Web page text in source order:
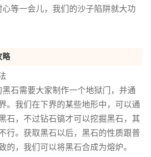
心等一会儿，我们的沙子陷阱就大功
略
黑石需要大家制作一个地狱门，并通
。我们在下界的某些地形中，可以通
石，不过钻石镐才可以挖掘黑石，其
行。获取黑石以后，黑石的性质跟普
的，我们可以将黑石合成为熔炉。